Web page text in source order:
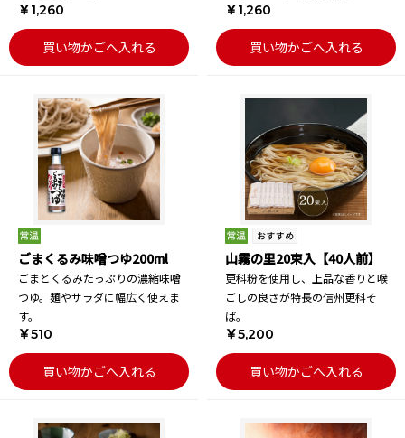
￥1,260
買い物かごへ入れる
￥1,260
買い物かごへ入れる
ごまくるみ味噌つゆ200ml
ごまとくるみたっぷりの濃縮味噌
つゆ。麺やサラダに幅広く使えま
す。
￥510
買い物かごへ入れる
山霧の里20束入【40人前】
更科粉を使用し、上品な香りと喉
ごしの良さが特長の信州更科そ
ば。
￥5,200
買い物かごへ入れる